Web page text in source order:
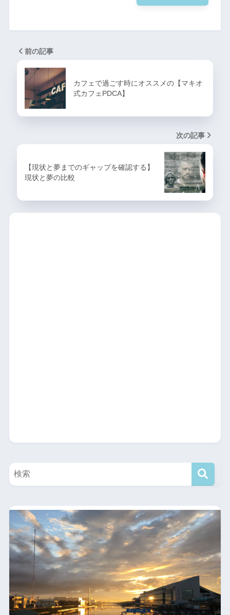
前の記事
カフェで過ごす時にオススメの【マキオ
式カフェPDCA】
次の記事
【現状と夢までのギャップを確認する】
現状と夢の比較